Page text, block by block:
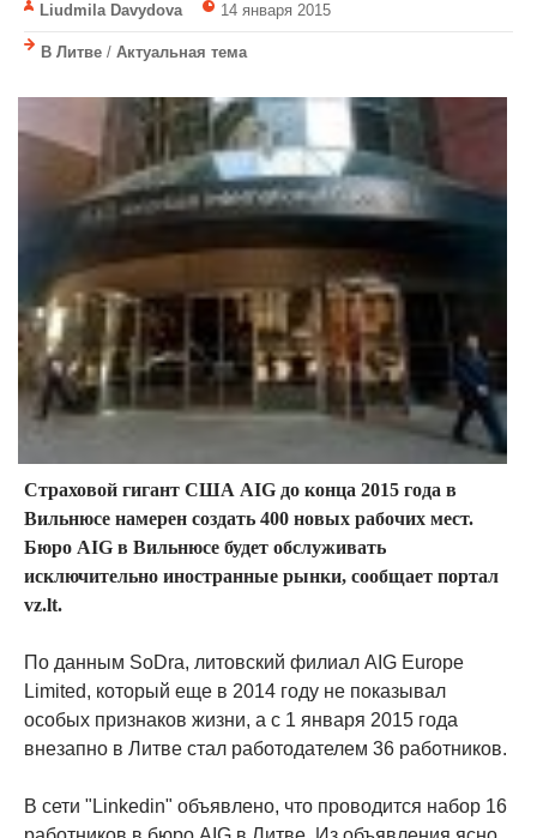
Liudmila Davydova 14 января 2015
В Литве / Актуальная тема
Страховой гигант США AIG до конца 2015 года в
Вильнюсе намерен создать 400 новых рабочих мест.
Бюро AIG в Вильнюсе будет обслуживать
исключительно иностранные рынки, сообщает портал
vz.lt.
По данным SoDra, литовский филиал AIG Europe
Limited, который еще в 2014 году не показывал
особых признаков жизни, а с 1 января 2015 года
внезапно в Литве стал работодателем 36 работников.
В сети "Linkedin" объявлено, что проводится набор 16